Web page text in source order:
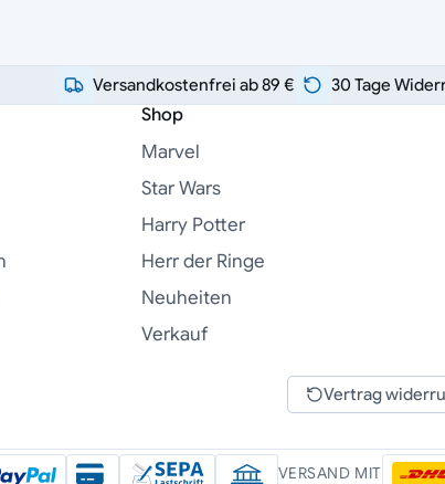
Versandkostenfrei ab 89 € 30 Tage
Shop
Marvel
Star Wars
Harry Potter
Herr der Ringe
Neuheiten
Verkauf
Vertrag
VERSAND MIT